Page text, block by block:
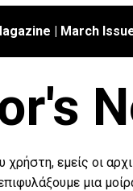
| March
χρήστη, εμείς οι
μια